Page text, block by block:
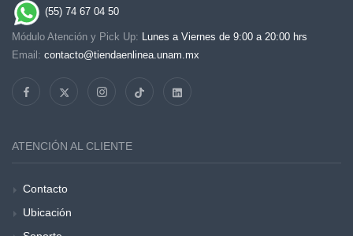
(55) 74 67 04 50
Módulo Atención y Pick Up: Lunes a Viernes de 9:00 a 20:00 hrs
Email: contacto@tiendaenlinea.unam.mx
ATENCIÓN AL CLIENTE
Contacto
Ubicación